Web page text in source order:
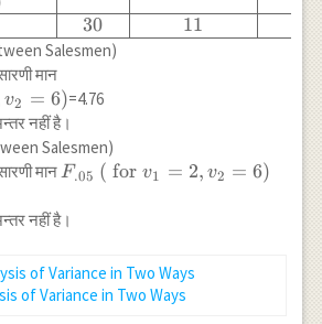
\\
30 11
Salesmen)
मान
v2 = 6)=4.76
नहीं है।
Salesmen)
मानF_{.05}
for } v_1=2,
F.05 ( for v1 = 2, v2 = 6)
नहीं है।
of Variance in Two Ways